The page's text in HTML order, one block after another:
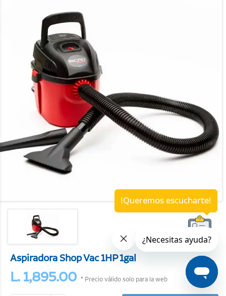
Aspiradora Shop Vac 1HP 1gal
L. 1,895.00 * Precio válido solo para la web
!Queremos escucharte!